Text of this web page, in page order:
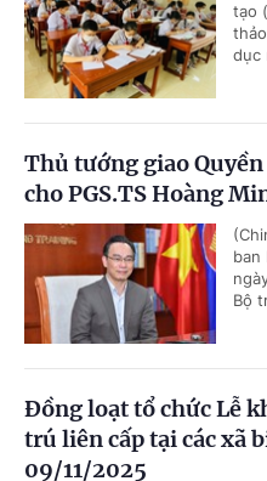
tạo
dục
Thủ tướng giao
cho PGS.TS Hoàng
ban
Bộ
Đồng loạt tổ chức Lễ
trú liên cấp tại các xã
09/11/2025